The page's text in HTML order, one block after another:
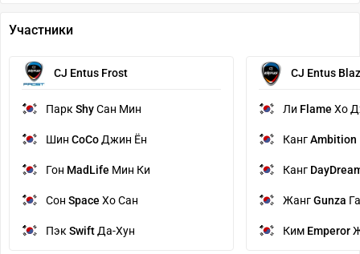
Участники
CJ Entus Frost
Парк ShyСан Мин
Шин CoCo Джин Ён
Гон MadLife Мин Ки
Сон Space Хо Сан
Пэк Swift Да-Хун
CJ Entus
Ли Flame Хо
КангAmbition
Канг
ЖангGunza
Ким Emperor